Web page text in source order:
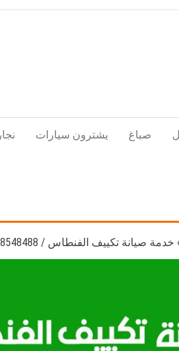
نجار يشترون سيارات صباغ
خدمة صيانة تكييف الفنطاس / 98548488 / فني صيانة تكييف مركزي هندي باكستاني